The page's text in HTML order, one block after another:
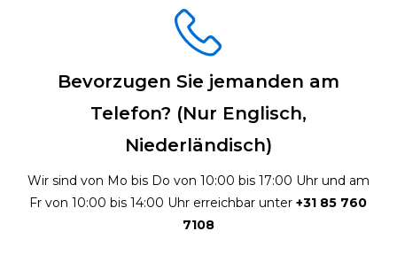
Bevorzugen Sie jemanden am
Telefon? (Nur Englisch,
Niederländisch)
Wir sind von Mo bis Do von 10:00 bis 17:00 Uhr und am
Fr von 10:00 bis 14:00 Uhr erreichbar unter+31 85 760
7108